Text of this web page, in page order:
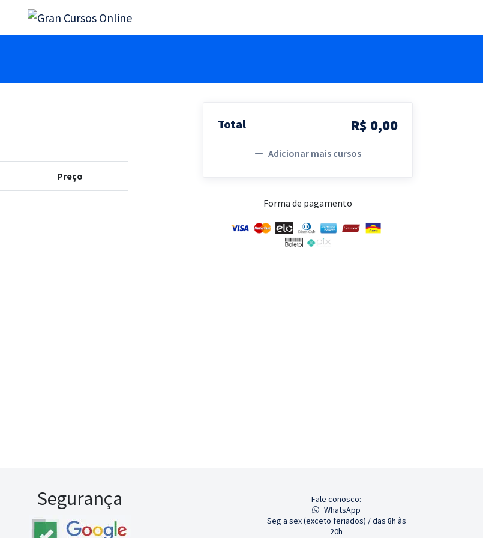
Preço
Total R$ 0,00
Adicionar mais cursos
Forma de pagamento
Segurança
Fale conosco:
WhatsApp
Seg a sex (exceto feriados) / das 8h às
20h